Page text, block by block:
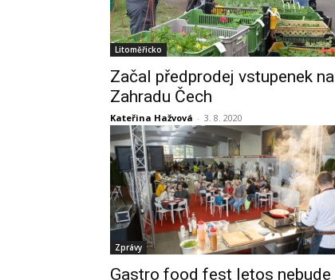
Litoměřicko
Začal předprodej vstupenek na
Zahradu Čech
Kateřina Hažvová - 3. 8. 2020
Zprávy
Gastro food fest letos nebude